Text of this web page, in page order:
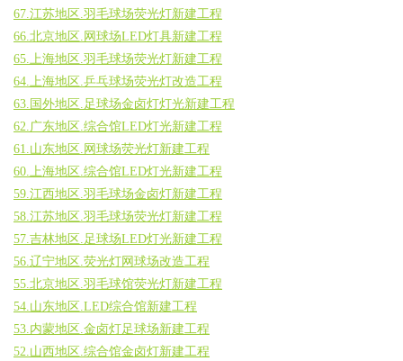
67.江苏地区.羽毛球场荧光灯新建工程
66.北京地区.网球场LED灯具新建工程
65.上海地区.羽毛球场荧光灯新建工程
64.上海地区.乒乓球场荧光灯改造工程
63.国外地区.足球场金卤灯灯光新建工程
62.广东地区.综合馆LED灯光新建工程
61.山东地区.网球场荧光灯新建工程
60.上海地区.综合馆LED灯光新建工程
59.江西地区.羽毛球场金卤灯新建工程
58.江苏地区.羽毛球场荧光灯新建工程
57.吉林地区.足球场LED灯光新建工程
56.辽宁地区.荧光灯网球场改造工程
55.北京地区.羽毛球馆荧光灯新建工程
54.山东地区.LED综合馆新建工程
53.内蒙地区.金卤灯足球场新建工程
52.山西地区.综合馆金卤灯新建工程